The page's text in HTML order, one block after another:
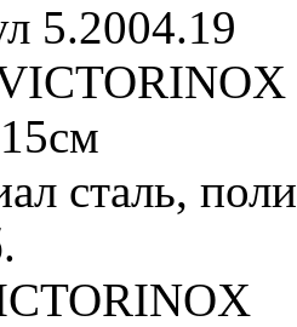
5.2004.19
сталь,